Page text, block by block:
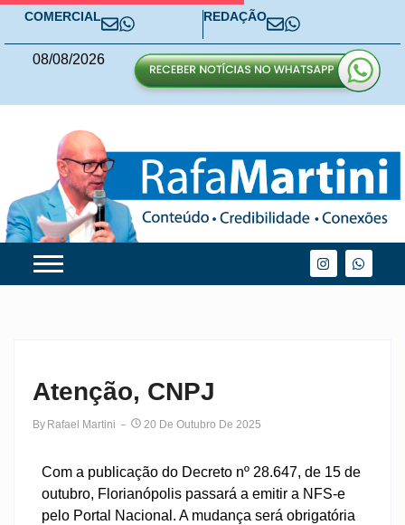
COMERCIAL REDAÇÃO
08/08/2026
Atenção, CNPJ
By Rafael Martini 20 De Outubro De 2025
Com a publicação do Decreto nº 28.647, de 15 de
outubro, Florianópolis passará a emitir a NFS-e
pelo Portal Nacional. A mudança será obrigatória